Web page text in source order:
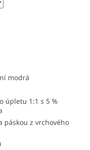
modrá
úpletu 1:1 s 5 %
z vrchového